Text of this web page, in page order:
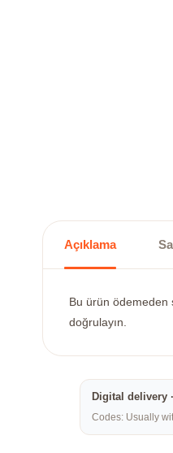
Açıklama
Bu ürün ödemeden
doğrulayın.
Digital delivery
Codes: Usually